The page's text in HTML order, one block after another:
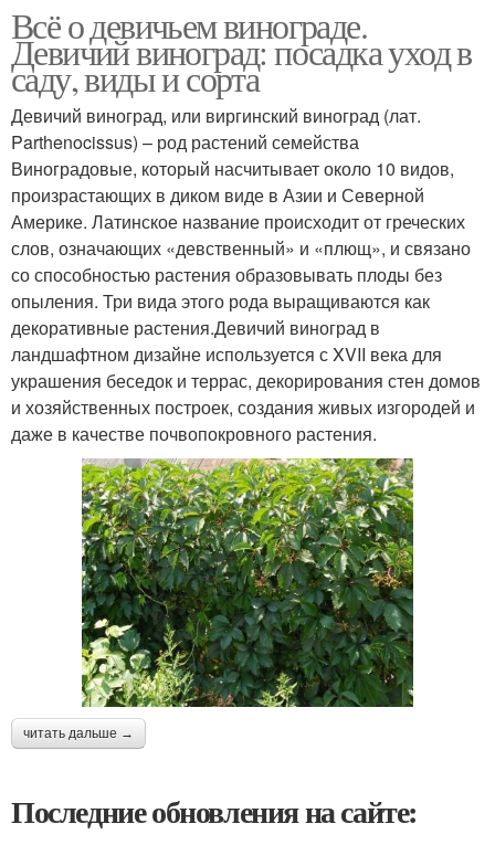
Всё о девичьем винограде.
Девичий виноград: посадка уход в
саду, виды и сорта
Девичий виноград, или виргинский виноград (лат.
Parthenocissus) – род растений семейства
Виноградовые, который насчитывает около 10 видов,
произрастающих в диком виде в Азии и Северной
Америке. Латинское название происходит от греческих
слов, означающих «девственный» и «плющ», и связано
со способностью растения образовывать плоды без
опыления. Три вида этого рода выращиваются как
декоративные растения.Девичий виноград в
ландшафтном дизайне используется с XVII века для
украшения беседок и террас, декорирования стен домов
и хозяйственных построек, создания живых изгородей и
даже в качестве почвопокровного растения.
читать дальше →
Последние обновления на сайте: